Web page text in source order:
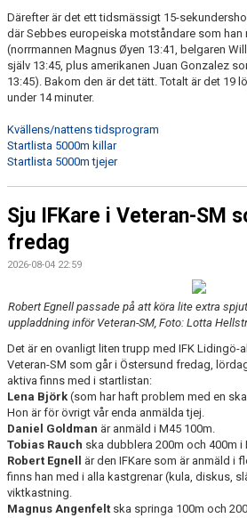
Därefter är det ett tidsmässigt 15-
där Sebbes europeiska motståndare som
(norrmannen Magnus Øyen 13:41, belgaren
själv 13:45, plus amerikanen Juan Gonzalez
13:45). Bakom den är det tätt. Totalt är det 19
under 14 minuter.
Kvällens/nattens tidsprogram
Startlista 5000m killar
Startlista 5000m tjejer
Sju IFKare i Veteran-SM
fredag
2026-08-04 22:59
Robert Egnell passade på att köra lite extra
uppladdning inför Veteran-SM, Foto: Lotta
Det är en ovanligt liten trupp med IFK Lidingö-
Veteran-SM som går i Östersund fredag,
aktiva finns med i startlistan:
Lena Björk (som har haft problem med en
Hon är för övrigt vår enda anmälda tjej.
Daniel Goldman är anmäld i M45 100m.
Tobias Rauch ska dubblera 200m och 400m i
Robert Egnell är den IFKare som är anmäld i
finns han med i alla kastgrenar (kula, diskus,
viktkastning.
Magnus Angenfelt ska springa 100m och